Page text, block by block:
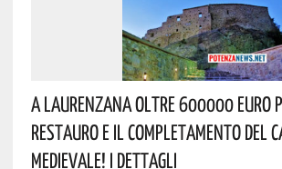
A Laurenzana Oltre 600000 Euro
Restauro E Il Completamento Del
Medievale! I Dettagli